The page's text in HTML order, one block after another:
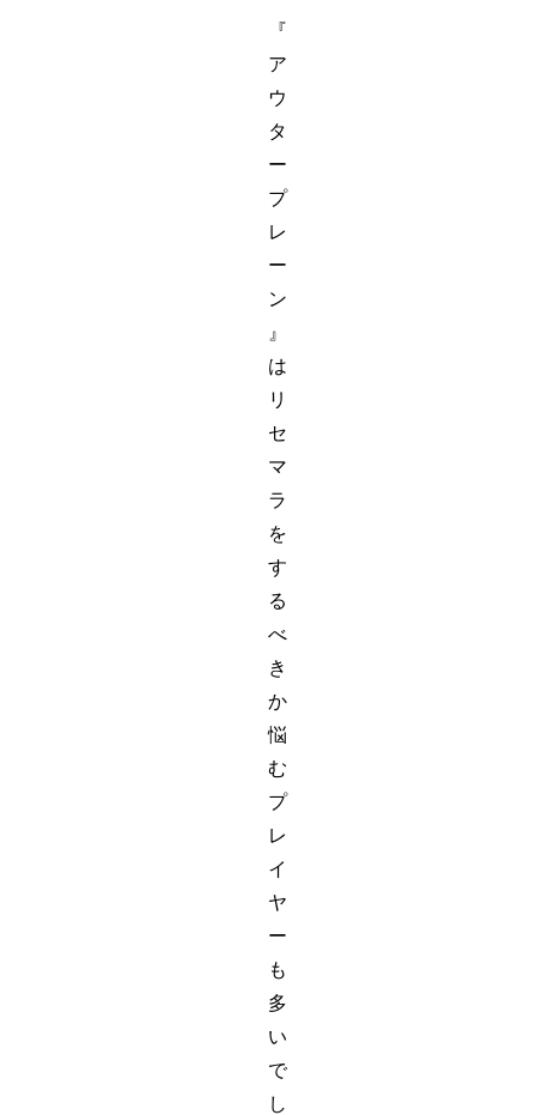
『
ア
ウ
タ
ー
プ
レ
ー
ン
』
は
リ
セ
マ
ラ
を
す
る
べ
き
か
悩
む
プ
レ
イ
ヤ
ー
も
多
い
で
し